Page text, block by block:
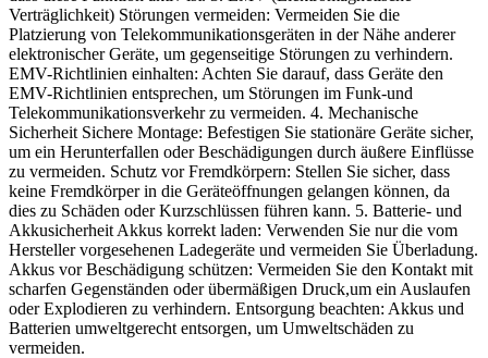
Verträglichkeit) Störungen vermeiden: Vermeiden Sie die
Platzierung von Telekommunikationsgeräten in der Nähe anderer
elektronischer Geräte, um gegenseitige Störungen zu verhindern.
EMV-Richtlinien einhalten: Achten Sie darauf, dass Geräte den
EMV-Richtlinien entsprechen, um Störungen im Funk-und
Telekommunikationsverkehr zu vermeiden. 4. Mechanische
Sicherheit Sichere Montage: Befestigen Sie stationäre Geräte sicher,
um ein Herunterfallen oder Beschädigungen durch äußere Einflüsse
zu vermeiden. Schutz vor Fremdkörpern: Stellen Sie sicher, dass
keine Fremdkörper in die Geräteöffnungen gelangen können, da
dies zu Schäden oder Kurzschlüssen führen kann. 5. Batterie- und
Akkusicherheit Akkus korrekt laden: Verwenden Sie nur die vom
Hersteller vorgesehenen Ladegeräte und vermeiden Sie Überladung.
Akkus vor Beschädigung schützen: Vermeiden Sie den Kontakt mit
scharfen Gegenständen oder übermäßigen Druck,um ein Auslaufen
oder Explodieren zu verhindern. Entsorgung beachten: Akkus und
Batterien umweltgerecht entsorgen, um Umweltschäden zu
vermeiden.